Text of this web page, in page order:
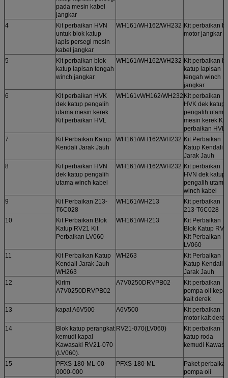
pada mesin kabel
jangkar
4
Kit perbaikan HVN
untuk blok katup
lapis persegi mesin
kabel jangkar
WH161/WH162/WH232 Kit perbaikan
motor jangkar
5
Kit perbaikan blok
katup lapisan tengah
winch jangkar
WH161/WH162/WH232 Kit perbaikan
katup lapisan
tengah winch
jangkar
6
Kit perbaikan HVK
dek katup pengalih
utama mesin kerek
Kit perbaikan HVL
WH161vWH162/WH232 Kit perbaikan
HVK dek katup
pengalih utama
mesin kerek Kit
perbaikan HVL
7
Kit Perbaikan Katup
Kendali Jarak Jauh
WH161/WH162/WH232 Kit Perbaikan
Katup Kendali
Jarak Jauh
8
Kit perbaikan HVN
dek katup pengalih
utama winch kabel
WH161/WH162/WH232 Kit perbaikan
HVN dek katup
pengalih utama
winch kabel
9
Kit Perbaikan 213-
T6C028
WH161/WH213
Kit perbaikan
213-T6C028
10
Kit Perbaikan Blok
Katup RV21 Kit
Perbaikan LV060
WH161/WH213
Kit Perbaikan
Blok Katup
Kit Perbaikan
LV060
11
Kit Perbaikan Katup
Kendali Jarak Jauh
WH263
WH263
Kit Perbaikan
Katup Kendali
Jarak Jauh
12
Kirim
A7V0250DRVPB02
A7V0250DRVPB02
Kit perbaikan
pompa oli
kait derek
13
kapal A6V500 A6V500
Kit perbaikan
motor kait derek
14
Blok katup perangkat
kemudi kapal
Kawasaki RV21-070
(LV060).
RV21-070(LV060)
Kit perbaikan
katup roda
kemudi
15
PFXS-180-ML-00-
0000-000
PFXS-180-ML
Paket
pompa oli